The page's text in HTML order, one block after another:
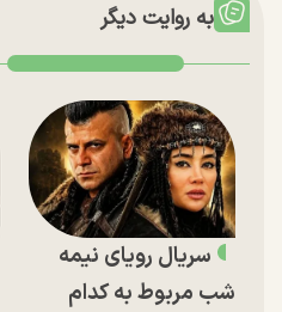
به روایت دیگر
سریال رویای نیمه
شب مربوط به کدام